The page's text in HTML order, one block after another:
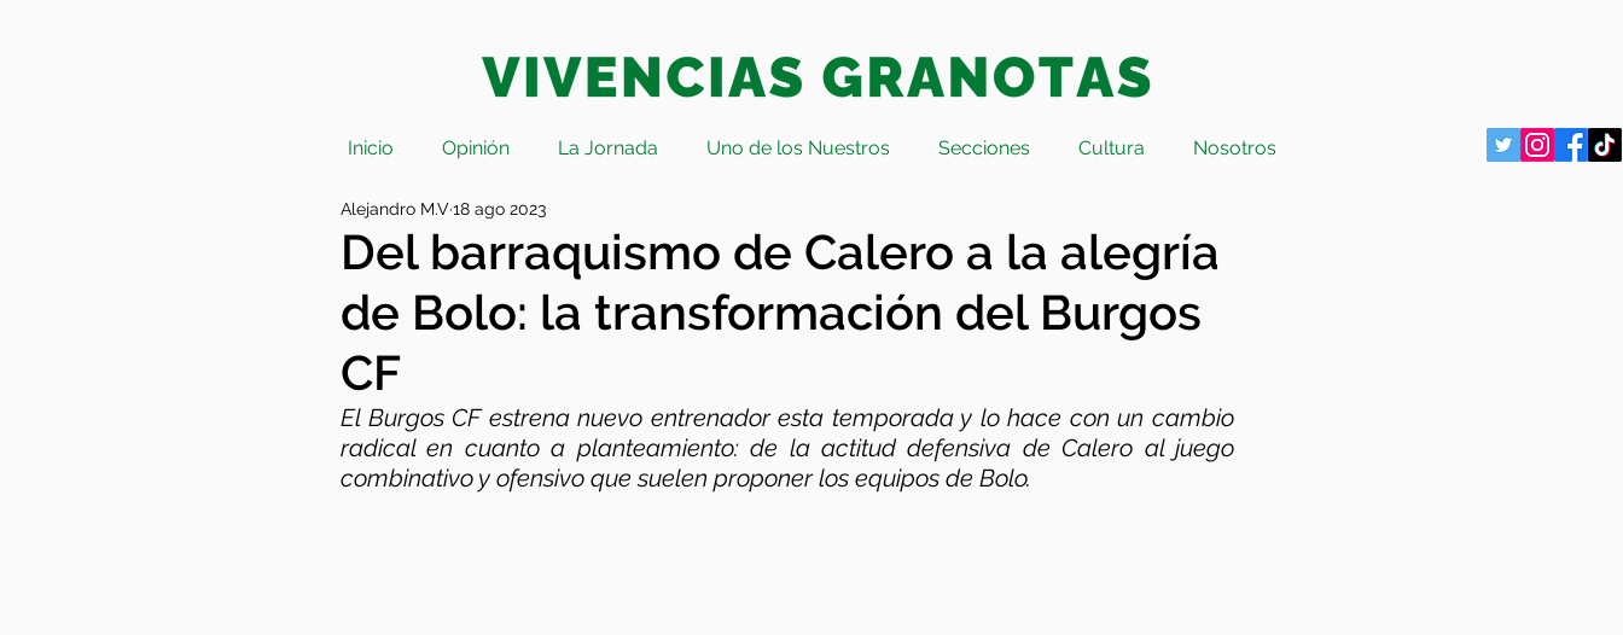
Inicio Opinión La Jornada Uno de los Nuestros Secciones Cultura Nosotros
Del barraquismo de Calero a la alegría
de Bolo: la transformación del Burgos
CF
Alejandro M.V18 ago 2023
El Burgos CF estrena nuevo entrenador esta temporada y lo hace con un cambio
radical en cuanto a planteamiento: de la actitud defensiva de Calero al juego
combinativo y ofensivo que suelen proponer los equipos de Bolo.